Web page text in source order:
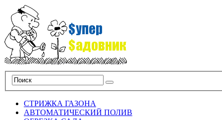
СТРИЖКА ГАЗОНА
АВТОМАТИЧЕСКИЙ ПОЛИВ